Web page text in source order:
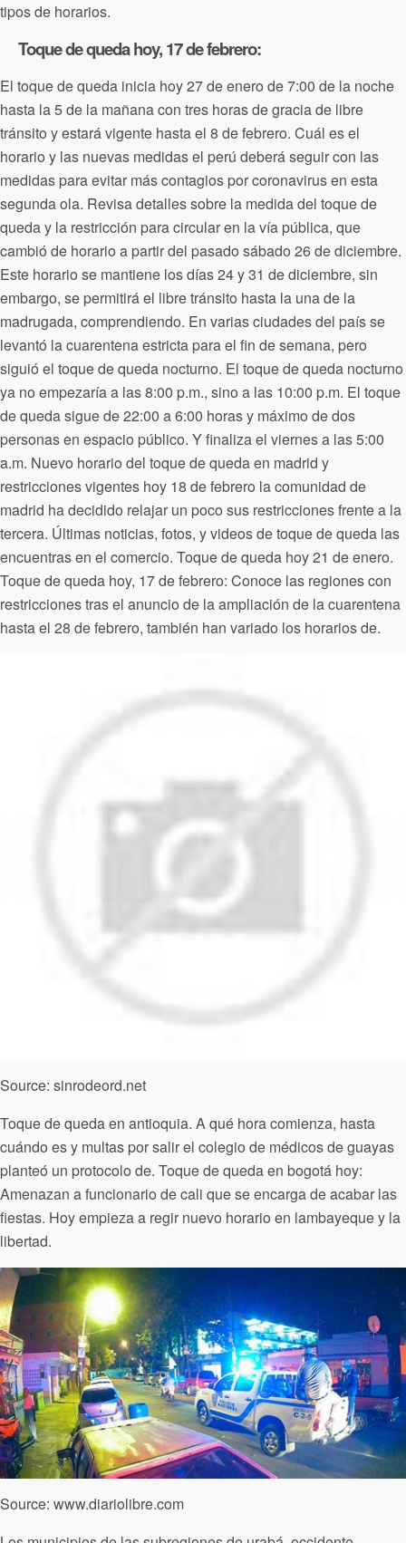
tipos de horarios.
Toque de queda hoy, 17 de febrero:
El toque de queda inicia hoy 27 de enero de 7:00 de la noche
hasta la 5 de la mañana con tres horas de gracia de libre
tránsito y estará vigente hasta el 8 de febrero. Cuál es el
horario y las nuevas medidas el perú deberá seguir con las
medidas para evitar más contagios por coronavirus en esta
segunda ola. Revisa detalles sobre la medida del toque de
queda y la restricción para circular en la vía pública, que
cambió de horario a partir del pasado sábado 26 de diciembre.
Este horario se mantiene los días 24 y 31 de diciembre, sin
embargo, se permitirá el libre tránsito hasta la una de la
madrugada, comprendiendo. En varias ciudades del país se
levantó la cuarentena estricta para el fin de semana, pero
siguió el toque de queda nocturno. El toque de queda nocturno
ya no empezaría a las 8:00 p.m., sino a las 10:00 p.m. El toque
de queda sigue de 22:00 a 6:00 horas y máximo de dos
personas en espacio público. Y finaliza el viernes a las 5:00
a.m. Nuevo horario del toque de queda en madrid y
restricciones vigentes hoy 18 de febrero la comunidad de
madrid ha decidido relajar un poco sus restricciones frente a la
tercera. Últimas noticias, fotos, y videos de toque de queda las
encuentras en el comercio. Toque de queda hoy 21 de enero.
Toque de queda hoy, 17 de febrero: Conoce las regiones con
restricciones tras el anuncio de la ampliación de la cuarentena
hasta el 28 de febrero, también han variado los horarios de.
Source: sinrodeord.net
Toque de queda en antioquia. A qué hora comienza, hasta
cuándo es y multas por salir el colegio de médicos de guayas
planteó un protocolo de. Toque de queda en bogotá hoy:
Amenazan a funcionario de cali que se encarga de acabar las
fiestas. Hoy empieza a regir nuevo horario en lambayeque y la
libertad.
Source: www.diariolibre.com